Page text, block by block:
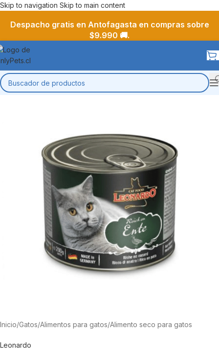
Skip to navigation Skip to main content
Despacho gratis en Antofagasta en compras sobre
$9.990 🚚.
Inicio/Gatos/Alimentos para gatos/Alimento seco para gatos
Leonardo